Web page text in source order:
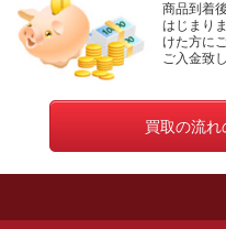
商品到着
はじまり
けた方に
ご入金致
買取の流れ